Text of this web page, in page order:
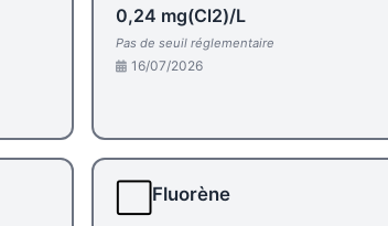
0,24 mg(Cl2)/L
Pas de seuil réglementaire
16/07/2026
Fluorène